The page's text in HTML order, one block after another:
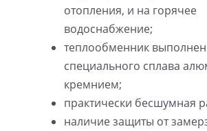
отопления, и на горячее
водоснабжение;
теплообменник
специального сплава
кремнием;
практически бесшумная
наличие защиты от